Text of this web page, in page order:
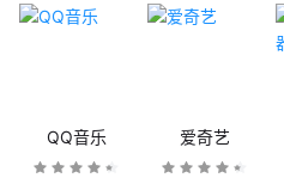
QQ音乐 爱奇艺